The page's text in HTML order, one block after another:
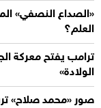
«الصداع النصفي»
العلم؟
ترامب يفتح معركة
الولادة»
صور «محمد صلاح»